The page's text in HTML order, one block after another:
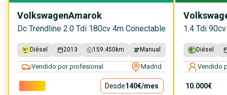
VolkswagenAmarok
Dc Trendline 2.0 Tdi 180cv 4m Conectable
Diésel 2013 159.450 km Manual
Vendido por profesional Madrid
Desde140€/mes
1.4 Tdi
Diésel
Vendido
10.000€